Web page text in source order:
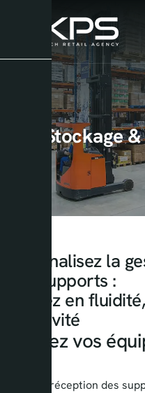
Stockage
Externalisez la
vos supports :
gagnez en
réactivité
Libérez vos
Entre la réception des